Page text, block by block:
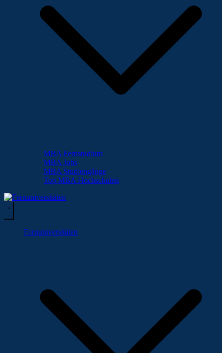
MBA Fernstudium
MBA Jobs
MBA Studiengänge
Top MBA Hochschulen
Fernuniversitäten